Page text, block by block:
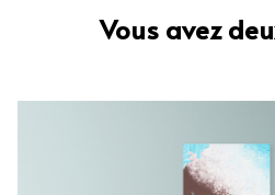
Vous avez